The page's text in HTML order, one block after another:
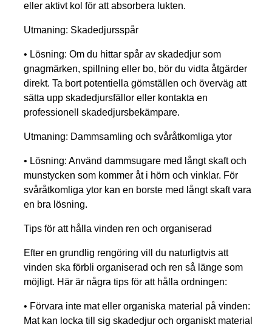
eller aktivt kol för att absorbera lukten.
Utmaning: Skadedjursspår
• Lösning: Om du hittar spår av skadedjur som
gnagmärken, spillning eller bo, bör du vidta åtgärder
direkt. Ta bort potentiella gömställen och överväg att
sätta upp skadedjursfällor eller kontakta en
professionell skadedjursbekämpare.
Utmaning: Dammsamling och svåråtkomliga ytor
• Lösning: Använd dammsugare med långt skaft och
munstycken som kommer åt i hörn och vinklar. För
svåråtkomliga ytor kan en borste med långt skaft vara
en bra lösning.
Tips för att hålla vinden ren och organiserad
Efter en grundlig rengöring vill du naturligtvis att
vinden ska förbli organiserad och ren så länge som
möjligt. Här är några tips för att hålla ordningen:
• Förvara inte mat eller organiska material på vinden:
Mat kan locka till sig skadedjur och organiskt material